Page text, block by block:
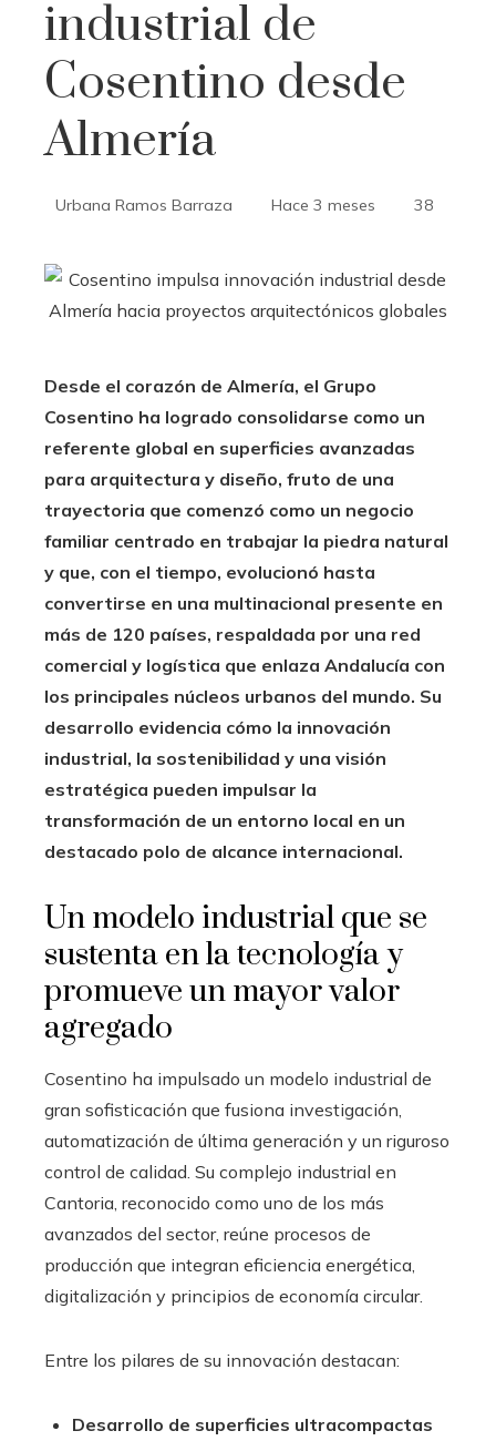
industrial de
Cosentino desde
Almería
Urbana Ramos Barraza Hace 3 meses 38
Desde el corazón de Almería, el Grupo
Cosentino ha logrado consolidarse como un
referente global en superficies avanzadas
para arquitectura y diseño, fruto de una
trayectoria que comenzó como un negocio
familiar centrado en trabajar la piedra natural
y que, con el tiempo, evolucionó hasta
convertirse en una multinacional presente en
más de 120 países, respaldada por una red
comercial y logística que enlaza Andalucía con
los principales núcleos urbanos del mundo. Su
desarrollo evidencia cómo la innovación
industrial, la sostenibilidad y una visión
estratégica pueden impulsar la
transformación de un entorno local en un
destacado polo de alcance internacional.
Un modelo industrial que se
sustenta en la tecnología y
promueve un mayor valor
agregado
Cosentino ha impulsado un modelo industrial de
gran sofisticación que fusiona investigación,
automatización de última generación y un riguroso
control de calidad. Su complejo industrial en
Cantoria, reconocido como uno de los más
avanzados del sector, reúne procesos de
producción que integran eficiencia energética,
digitalización y principios de economía circular.
Entre los pilares de su innovación destacan:
Desarrollo de superficies ultracompactas